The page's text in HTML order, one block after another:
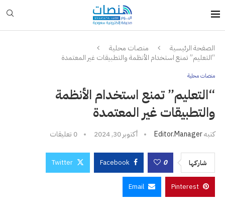
الصفحة الرئيسية
منصات محلية
“التعليم” تمنع استخدام الأنظمة والتطبيقات غير المعتمدة
منصات محلية
“التعليم” تمنع استخدام الأنظمة
والتطبيقات غير المعتمدة
كتبهEditor.manager أكتوبر 30, 2024 0 تعليقات
شاركها 0
Facebook
Twitter
Pinterest
Email